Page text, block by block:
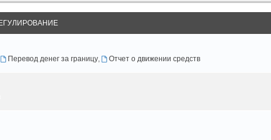
Перевод денег за границу, Отчет о движении средств